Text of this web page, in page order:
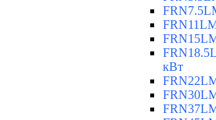
кВт